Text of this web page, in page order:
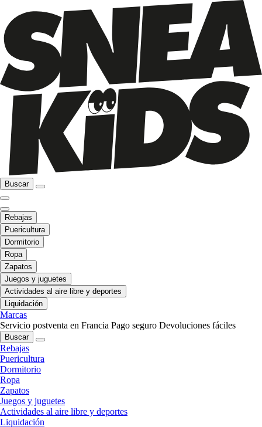
Buscar
Rebajas
Puericultura
Dormitorio
Ropa
Zapatos
Juegos y juguetes
Actividades al aire libre y deportes
Liquidación
Marcas
Servicio postventa en Francia Pago seguro Devoluciones fáciles
Buscar
Rebajas
Puericultura
Dormitorio
Ropa
Zapatos
Juegos y juguetes
Actividades al aire libre y deportes
Liquidación